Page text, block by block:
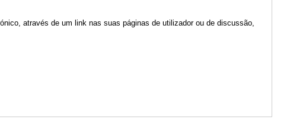
através de um link nas suas páginas de utilizador ou de discussão,